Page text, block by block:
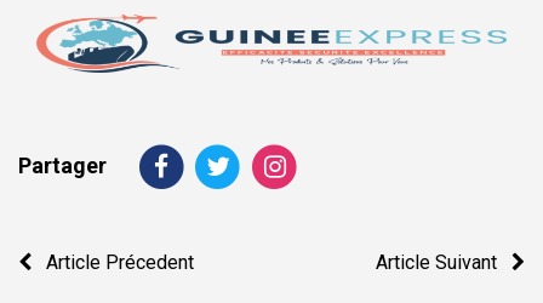
Partager
Navigation
Article Précedent Article Suivant